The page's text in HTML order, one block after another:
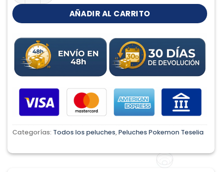
AÑADIR AL CARRITO
Categorías: Todos los peluches,Peluches Pokemon Teselia